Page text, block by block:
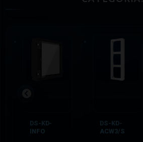
DS-KD-
INFO
DS-KD-
ACW3/S